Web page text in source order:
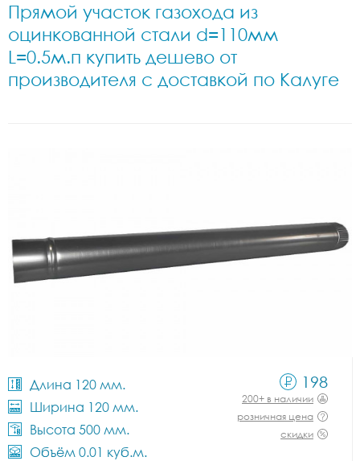
Прямой участок газохода из
оцинкованной стали d=110мм
L=0.5м.п купить дешево от
производителя с доставкой по Калуге
Длина 120 мм.
Ширина 120 мм.
Высота 500 мм.
Объём 0.01 куб.м.
198
200+ в наличии
розничная цена
скидки